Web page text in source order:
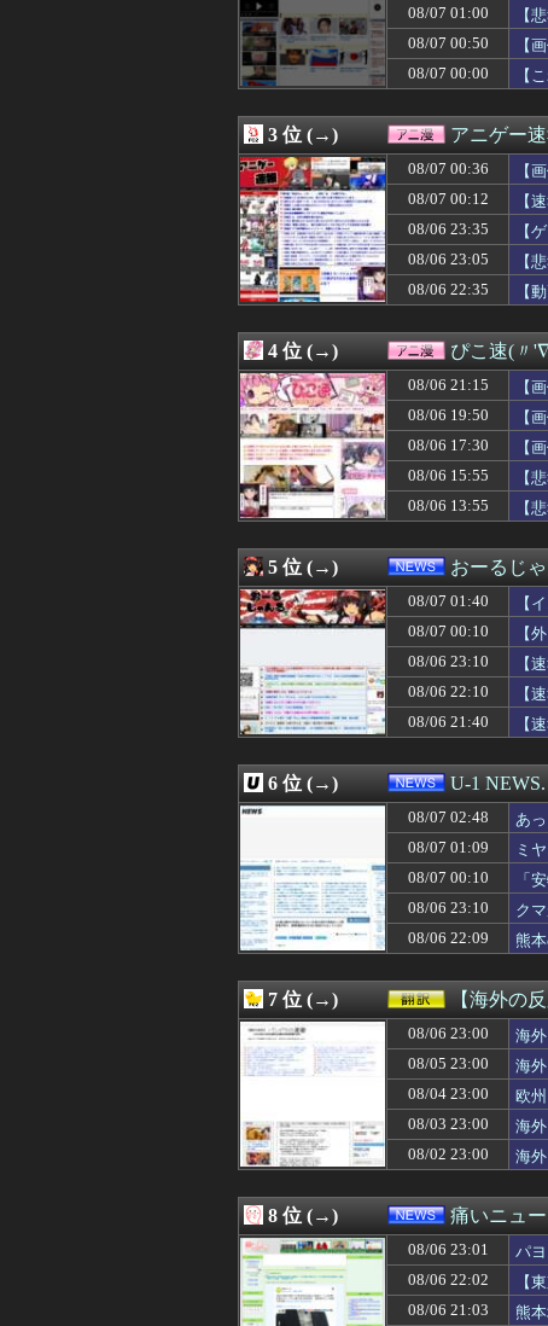
08/07 02:07
【凶気】ウガン
08/07 02:07
【ニュース】日
08/07 02:05
【画像】道頓堀
08/07 02:05
セミがうるさす
08/07 02:05
ヤムチャは繰気
08/07 02:03
【動画】手術中に
08/07 02:03
【朗報】ワンピ
08/07 02:03
【動画】謎の女
08/07 02:03
【速報】れいわ
08/07 02:02
【朗報】カプコ
08/07 02:02
アイナが乗って
08/07 02:02
（ ´_ゝ`）中道・
08/07 02:00
骨延長手術「0.2
08/07 02:00
PCエンジンの名
08/07 02:00
【怒り】自宅の
08/07 02:00
【悲報】精神科
08/07 02:00
福戸あやアナ 脇
08/07 02:00
板橋の花火大会
08/07 02:00
【消費減税閣議
08/07 02:00
【ラブライブ！
08/07 02:00
はじめしゃちょ
08/07 02:00
韓国人「江南の産
08/07 01:55
欧州旅行者のア
08/07 01:50
【画像】女子ア
08/07 01:50
【悲報】クロち
08/07 01:50
【悲報】タクシ
【悲報】タクシ
08/07 01:41
女優・南沙良（
08/07 01:40
今回もパテレの
08/07 01:40
【イオンモール
08/07 01:39
新婦母「せっか
08/07 01:34
【動画】さり気な
08/07 01:33
【ｼｺ動画】グラ
08/07 01:31
【ウマ娘】友人
大進連所属の学
08/07 01:31
ワイの妻(35)、町
08/07 01:30
高級豆腐ワイ「
08/07 01:30
◆プレミア◆冨安
08/07 01:30
スロッターさん
08/07 01:30
積水ハウス「地
08/07 01:29
トメ「里帰りは
08/07 01:25
Gカップの現役添
08/07 01:17
常務「結婚はま
08/07 01:15
父と散歩してい
08/07 01:15
女子っていい匂
近所のコープに
08/07 01:12
【悲報】防犯カ
08/07 01:10
【料理】彼女の
08/07 01:10
【画像】爆乳素
08/07 01:09
【政治】れいわ新
08/07 01:09
【必見】四季凪ア
08/07 01:09
戌亥とことかいう
08/07 01:09
ミヤネ屋に出演
08/07 01:06
某ファストフー
08/07 01:05
【画像】こんな
08/07 01:00
【
08/07 00:50
【
08/07 00:00
【
3 位 (→) アニゲー
08/07 00:36
【
08/07 00:12
【
08/06 23:35
【
08/06 23:05
【
08/06 22:35
【
4 位 (→) ぴこ速(〃
08/06 21:15
【
08/06 19:50
【
08/06 17:30
【
08/06 15:55
【
08/06 13:55
【
5 位 (→) おーるじ
08/07 01:40
【
08/07 00:10
【
08/06 23:10
【
08/06 22:10
【
08/06 21:40
【
6 位 (→) U-1 NEWS.
08/07 02:48
あ
08/07 01:09
ミ
08/07 00:10
「
な
08/06 23:10
ク
お
08/06 22:09 熊
7 位 (→) 【海外の
08/06 23:00
海
08/05 23:00
海
08/04 23:00
欧
08/03 23:00
海
08/02 23:00
海
8 位 (→) 痛いニュ
08/06 23:01
パ
08/06 22:02
【
08/06 21:03
熊